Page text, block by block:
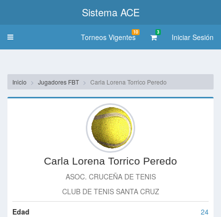
Sistema ACE
Toggle
Torneos Vigentes
10 3
Iniciar Sesión
Inicio Jugadores FBT Carla Lorena Torrico Peredo
Carla Lorena Torrico Peredo
ASOC. CRUCEÑA DE TENIS
CLUB DE TENIS SANTA CRUZ
Edad 24